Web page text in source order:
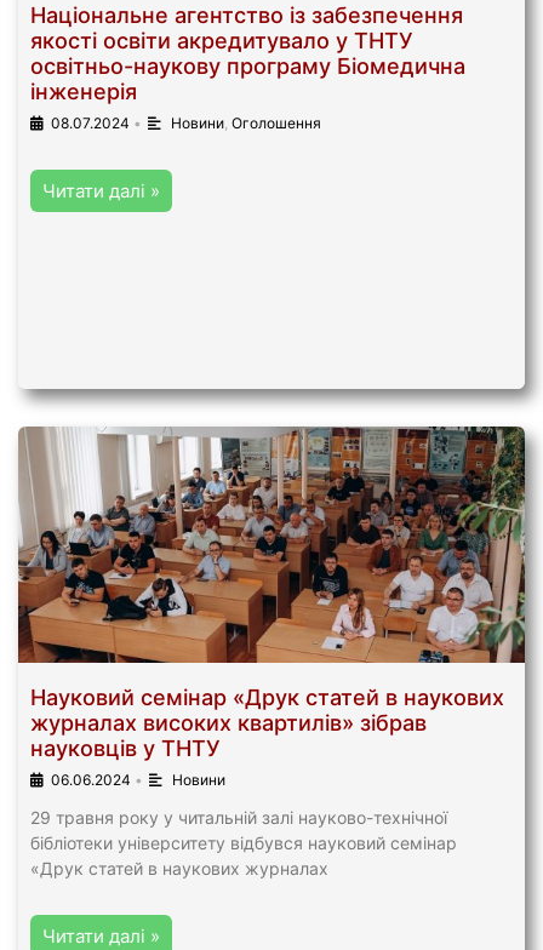
Національне агентство із забезпечення
якості освіти акредитувало у ТНТУ
освітньо-наукову програму Біомедична
інженерія
08.07.2024 • Новини Оголошення
Читати далі »
Науковий семінар «Друк статей в наукових
журналах високих квартилів» зібрав
науковців у ТНТУ
06.06.2024 • Новини
29 травня року у читальній залі науково-технічної
бібліотеки університету відбувся науковий семінар
«Друк статей в наукових журналах
Читати далі »